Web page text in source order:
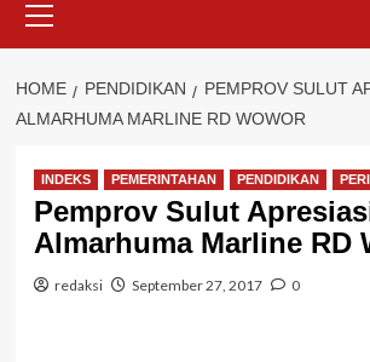
Menu
HOME PENDIDIKAN
PEMPROV SULUT
ALMARHUMA MARLINE RD WOWOR
INDEKS PEMERINTAHAN PENDIDIKAN
Pemprov Sulut
Almarhuma Marline RD
redaksi September 27, 2017 0